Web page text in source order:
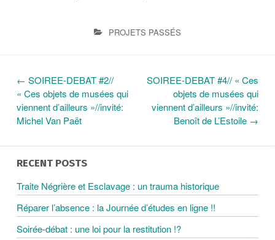
PROJETS PASSÉS
N
A
V
I
G
← SOIREE-DEBAT #2//
« Ces objets de musées qui
viennent d’ailleurs »//invité:
Michel Van Paët
SOIREE-DEBAT #4// « Ces
objets de musées qui
viennent d’ailleurs »//invité:
Benoît de L’Estoile →
RECENT POSTS
Traite Négrière et Esclavage : un trauma historique
Réparer l’absence : la Journée d’études en ligne !!
Soirée-débat : une loi pour la restitution !?